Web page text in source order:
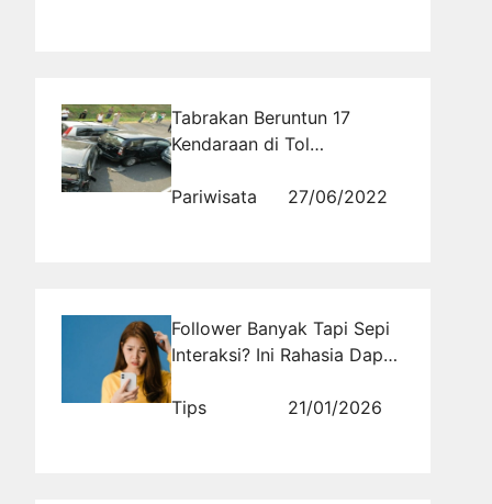
Tabrakan Beruntun 17
Kendaraan di Tol
Pariwisata
27/06/2022
Follower Banyak Tapi Sepi
Interaksi? Ini Rahasia Dapat
Akun Hidup Lagi!
Tips 21/01/2026